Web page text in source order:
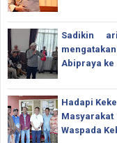
Sadikin
Abipraya ke
Hadapi
Waspada